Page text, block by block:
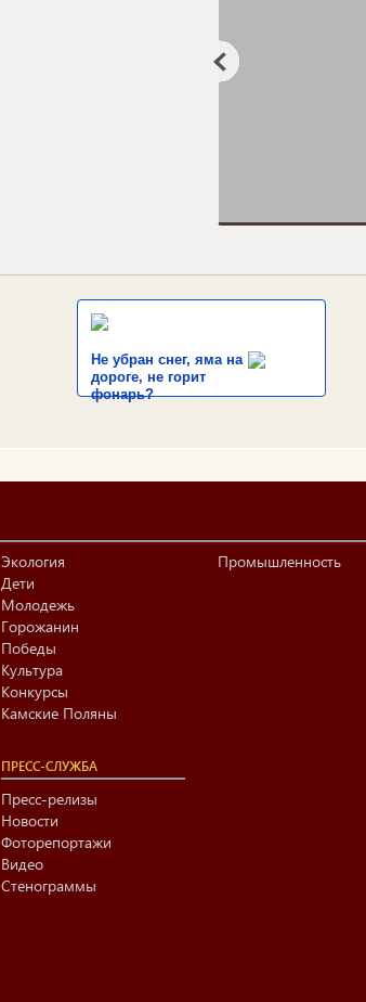
Не убран снег, яма на
дороге, не горит
фонарь?
Экология
Дети
Молодежь
Горожанин
Победы
Культура
Конкурсы
Камские Поляны
Промышленность
ПРЕСС-СЛУЖБА
Пресс-релизы
Новости
Фоторепортажи
Видео
Стенограммы